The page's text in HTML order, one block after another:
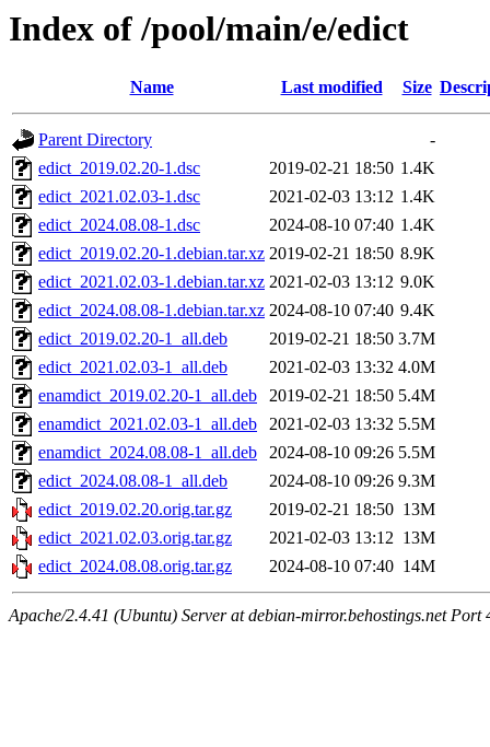
Index of /pool/main/e/edict
Name Last modified Size
Parent Directory
-
edict_2019.02.20-1.dsc
2019-02-21 18:50 1.4K
edict_2021.02.03-1.dsc
2021-02-03 13:12 1.4K
edict_2024.08.08-1.dsc
2024-08-10 07:40 1.4K
edict_2019.02.20-1.debian.tar.xz 2019-02-21 18:50 8.9K
edict_2021.02.03-1.debian.tar.xz 2021-02-03 13:12 9.0K
edict_2024.08.08-1.debian.tar.xz 2024-08-10 07:40 9.4K
edict_2019.02.20-1_all.deb
2019-02-21 18:50 3.7M
edict_2021.02.03-1_all.deb
2021-02-03 13:32 4.0M
enamdict_2019.02.20-1_all.deb
2019-02-21 18:50 5.4M
enamdict_2021.02.03-1_all.deb
2021-02-03 13:32 5.5M
enamdict_2024.08.08-1_all.deb
2024-08-10 09:26 5.5M
edict_2024.08.08-1_all.deb
2024-08-10 09:26 9.3M
edict_2019.02.20.orig.tar.gz
2019-02-21 18:50 13M
edict_2021.02.03.orig.tar.gz
2021-02-03 13:12 13M
edict_2024.08.08.orig.tar.gz
2024-08-10 07:40 14M
Apache/2.4.41 (Ubuntu) Server at debian-mirror.behostings.net Port